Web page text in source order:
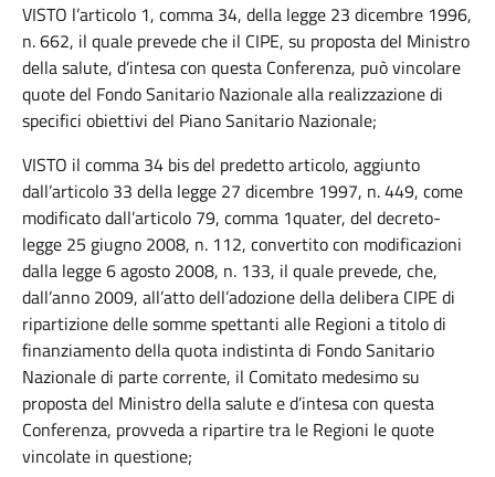
VISTO l’articolo 1, comma 34, della legge 23 dicembre 1996,
n. 662, il quale prevede che il CIPE, su proposta del Ministro
della salute, d’intesa con questa Conferenza, può vincolare
quote del Fondo Sanitario Nazionale alla realizzazione di
specifici obiettivi del Piano Sanitario Nazionale;
VISTO il comma 34 bis del predetto articolo, aggiunto
dall’articolo 33 della legge 27 dicembre 1997, n. 449, come
modificato dall’articolo 79, comma 1quater, del decreto-
legge 25 giugno 2008, n. 112, convertito con modificazioni
dalla legge 6 agosto 2008, n. 133, il quale prevede, che,
dall’anno 2009, all’atto dell’adozione della delibera CIPE di
ripartizione delle somme spettanti alle Regioni a titolo di
finanziamento della quota indistinta di Fondo Sanitario
Nazionale di parte corrente, il Comitato medesimo su
proposta del Ministro della salute e d’intesa con questa
Conferenza, provveda a ripartire tra le Regioni le quote
vincolate in questione;